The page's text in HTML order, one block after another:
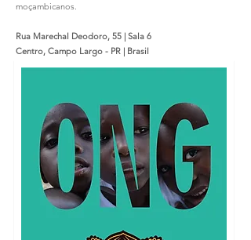
moçambicanos.
Rua Marechal Deodoro, 55 | Sala 6
Centro, Campo Largo - PR | Brasil